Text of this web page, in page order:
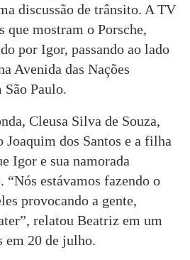
discussão de trânsito. A TV
que mostram o Porsche,
por Igor, passando ao lado
Avenida das Nações
Paulo.
Cleusa Silva de Souza,
dos Santos e a filha
Igor e sua namorada
“Nós estávamos fazendo o
provocando a gente,
relatou Beatriz em um
em 20 de julho.